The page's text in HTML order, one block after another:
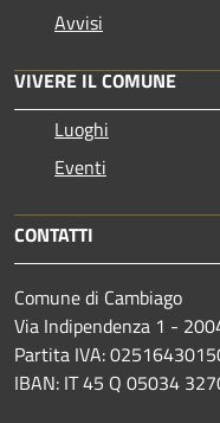
Avvisi
VIVERE IL COMUNE
Luoghi
Eventi
CONTATTI
Comune di Cambiago
Via Indipendenza 1 -
Partita IVA:
IBAN: IT 45 Q 05034